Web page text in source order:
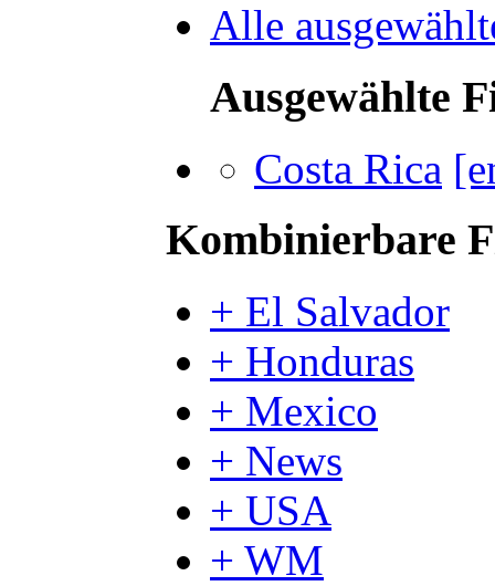
Alle
Ausgewählte
Costa Rica
Kombinierbare
+ El Salvador
+ Honduras
+ Mexico
+ News
+ USA
+ WM